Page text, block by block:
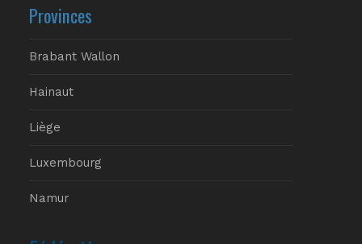
Provinces
Brabant Wallon
Hainaut
Liège
Luxembourg
Namur